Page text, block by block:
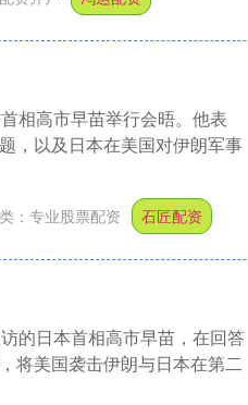
相高市早苗举行会晤。他表
，以及日本在美国对伊朗军事
： 专业股票配资 石匠配资
的日本首相高市早苗，在回答
将美国袭击伊朗与日本在第二